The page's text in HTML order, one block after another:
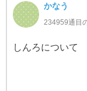
かなう
234959通目
しんろについて